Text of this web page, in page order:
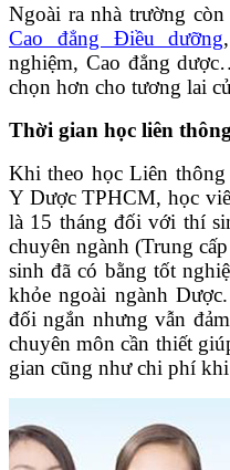
Ngoài ra nhà trường
Cao đẳng Điều dưỡng
nghiệm, Cao đẳng
chọn hơn cho tương lai
Thời gian học liên
Khi theo học Liên thông
Y Dược TPHCM, học
là 15 tháng đối với thí
chuyên ngành (Trung
sinh đã có bằng tốt
khỏe ngoài ngành
đối ngắn nhưng vẫn
chuyên môn cần thiết
gian cũng như chi phí